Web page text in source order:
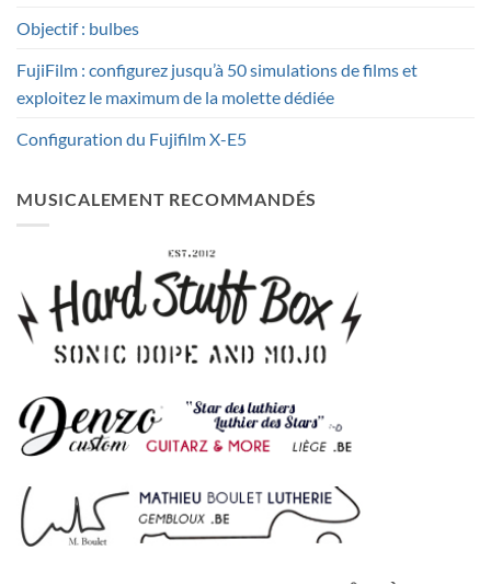
Objectif : bulbes
FujiFilm : configurez jusqu’à 50 simulations de films et
exploitez le maximum de la molette dédiée
Configuration du Fujifilm X-E5
MUSICALEMENT RECOMMANDÉS